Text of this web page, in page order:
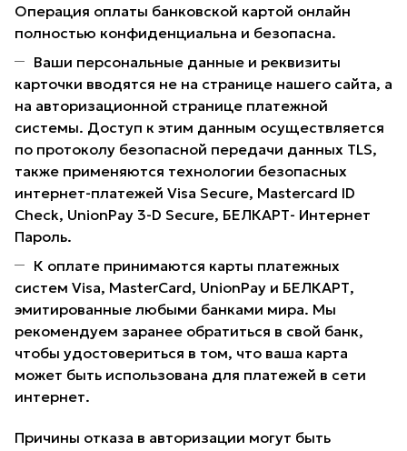
Операция оплаты банковской картой онлайн
полностью конфиденциальна и безопасна.
Ваши персональные данные и реквизиты
карточки вводятся не на странице нашего сайта, а
на авторизационной странице платежной
системы. Доступ к этим данным осуществляется
по протоколу безопасной передачи данных TLS,
также применяются технологии безопасных
интернет-платежей Visa Secure, Mastercard ID
Check, UnionPay 3-D Secure, БЕЛКАРТ- Интернет
Пароль.
К оплате принимаются карты платежных
систем Visa, MasterCard, UnionPay и БЕЛКАРТ,
эмитированные любыми банками мира. Мы
рекомендуем заранее обратиться в свой банк,
чтобы удостовериться в том, что ваша карта
может быть использована для платежей в сети
интернет.
Причины отказа в авторизации могут быть